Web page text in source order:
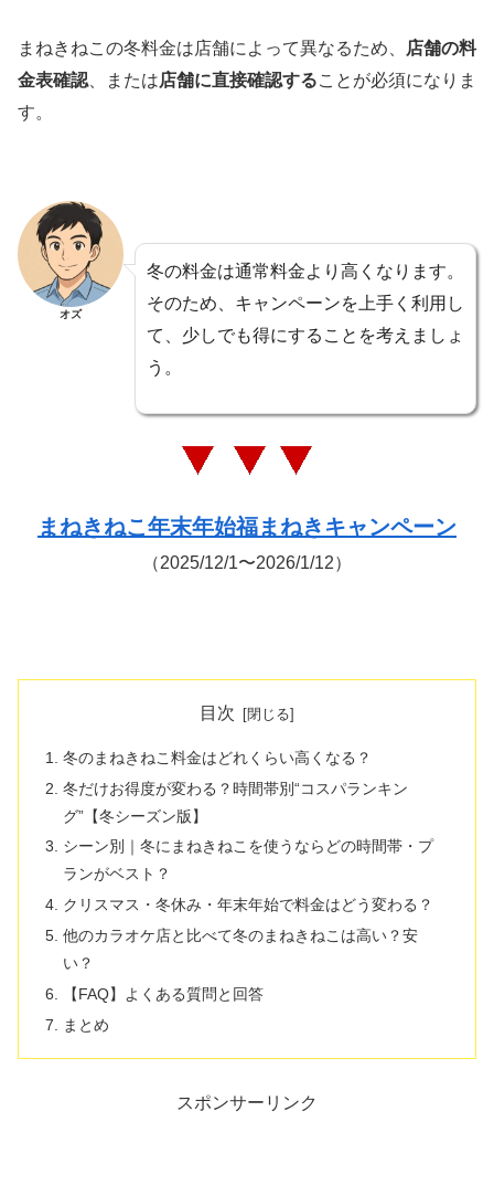
まねきねこの冬料金は店舗によって異なるため、 店舗の料
金表確認、または店舗に直接確認することが必須になりま
す。
オズ
冬の料金は通常料金より高くなります。
そのため、キャンペーンを上手く利用し
て、少しでも得にすることを考えましょ
う。
まねきねこ年末年始福まねきキャンペーン
（2025/12/1〜2026/1/12）
目次
冬のまねきねこ料金はどれくらい高くなる？
冬だけお得度が変わる？時間帯別“コスパランキン
グ”【冬シーズン版】
シーン別｜冬にまねきねこを使うならどの時間帯・プ
ランがベスト？
クリスマス・冬休み・年末年始で料金はどう変わる？
他のカラオケ店と比べて冬のまねきねこは高い？安
い？
【FAQ】よくある質問と回答
まとめ
スポンサーリンク